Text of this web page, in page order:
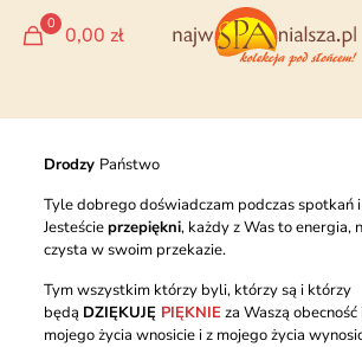
0 0,00 zł
Drodzy Państwo
Tyle dobrego doświadczam podczas spotkań
Jesteścieprzepiękni, każdy z Was to energia,
czysta w swoim przekazie.
Tym wszystkim którzy byli, którzy są i którzy
będą DZIĘKUJĘ PIĘKNIE za Waszą
mojego życia wnosicie i z mojego życia